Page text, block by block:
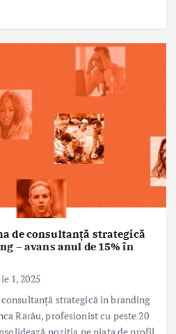
de consultanță strategică
– avans anul de 15% în
1, 2025
strategică în branding
Rarău, profesionist cu peste 20